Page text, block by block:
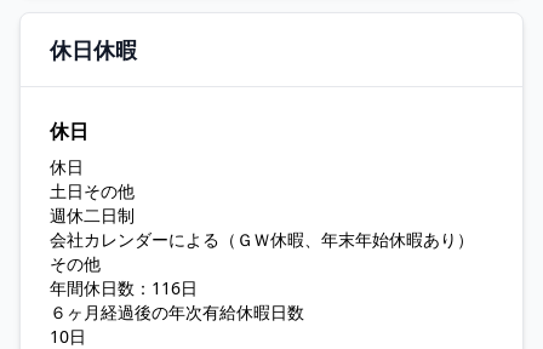
休日休暇
休日
休日
土日その他
週休二日制
会社カレンダーによる（ＧＷ休暇、年末年始休暇あり）
その他
年間休日数：116日
６ヶ月経過後の年次有給休暇日数
10日